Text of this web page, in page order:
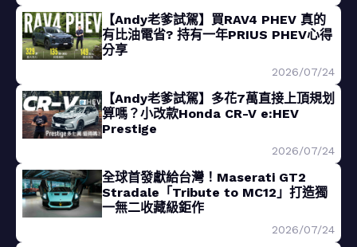
【Andy老爹試駕】買RAV4 PHEV 真的
有比油電省? 持有一年PRIUS PHEV心得
分享
2026/07/24
【Andy老爹試駕】多花7萬直接上頂規划
算嗎？小改款Honda CR-V e:HEV
Prestige
2026/07/24
全球首發獻給台灣！Maserati GT2
Stradale「Tribute to MC12」打造獨
一無二收藏級鉅作
2026/07/24